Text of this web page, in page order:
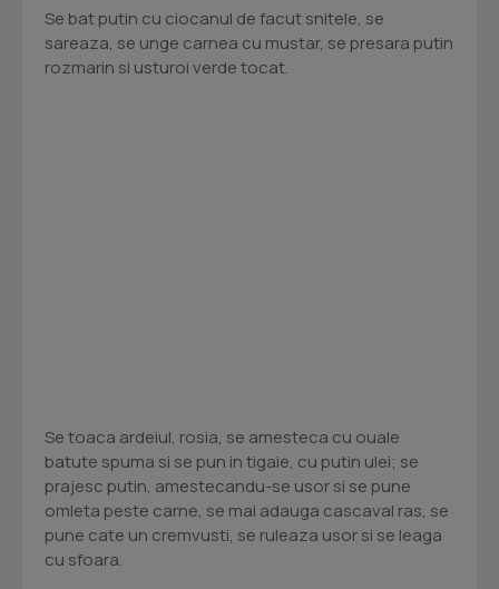
Se bat putin cu ciocanul de facut snitele, se
sareaza, se unge carnea cu mustar, se presara putin
rozmarin si usturoi verde tocat.
Se toaca ardeiul, rosia, se amesteca cu ouale
batute spuma si se pun in tigaie, cu putin ulei; se
prajesc putin, amestecandu-se usor si se pune
omleta peste carne, se mai adauga cascaval ras, se
pune cate un cremvusti, se ruleaza usor si se leaga
cu sfoara.